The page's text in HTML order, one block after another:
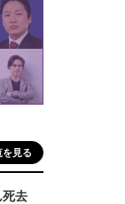
を見る
死去